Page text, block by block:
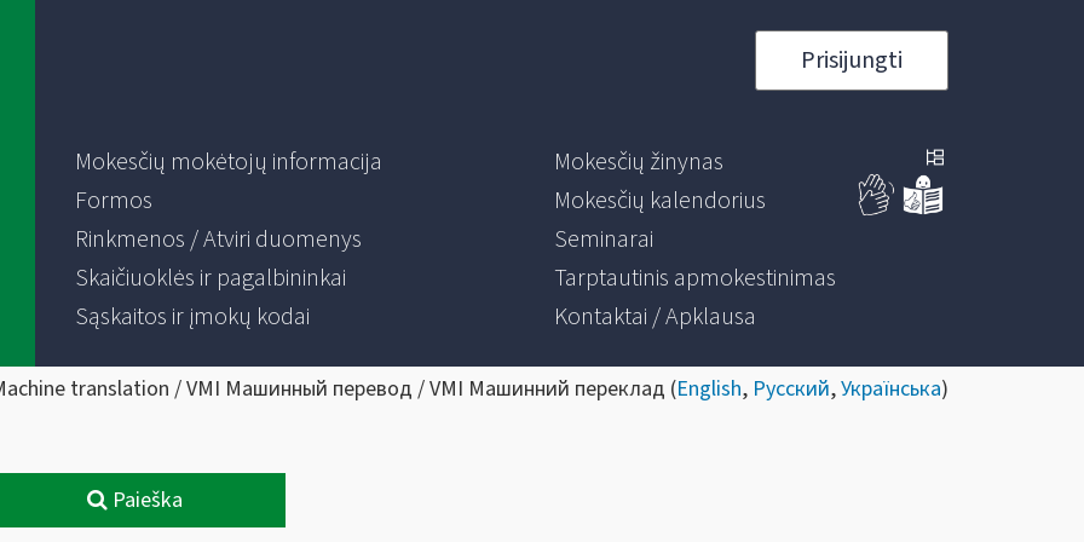
Prisijungti
Mokesčių mokėtojų informacija
Formos
Rinkmenos / Atviri duomenys
Skaičiuoklės ir pagalbininkai
Sąskaitos ir įmokų kodai
Mokesčių žinynas
Mokesčių kalendorius
Seminarai
Tarptautinis apmokestinimas
Kontaktai / Apklausa
translation / VMI Машинный перевод / VMI Машинний переклад (English, Русский,Українська)
Paieška